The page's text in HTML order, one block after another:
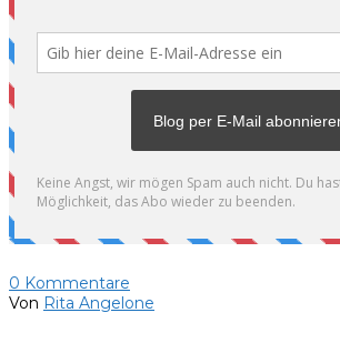
0 Kommentare
Von Rita Angelone